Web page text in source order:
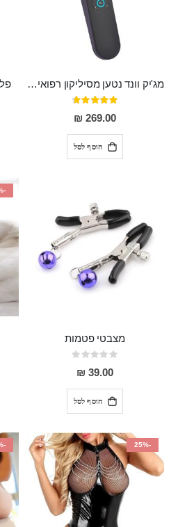
מג'יק וונד נטען מסיליקון רפואי חזק בעל 12 מצבי רטט ו6 מהירויות שונות ROMI
דירוג:
93%
269.00 ₪
הוסף לסל
מצבטי פטמות
Rating:
0%
39.00 ₪
הוסף לסל
-62%
-25%
-80%